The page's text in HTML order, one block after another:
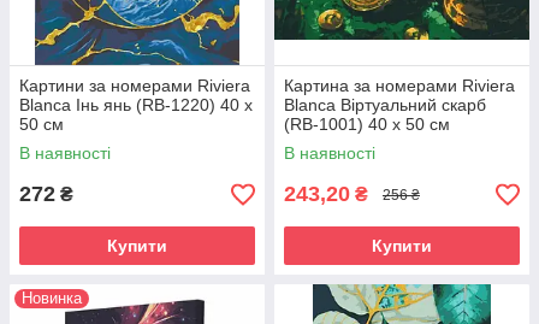
Картини за номерами Riviera
Blanca Інь янь (RB-1220) 40 х
50 см
В наявності
272 ₴
Купити
Картина за номерами Riviera
Blanca Віртуальний скарб
(RB-1001) 40 х 50 см
В наявності
243,20 ₴ 256 ₴
Купити
Новинка